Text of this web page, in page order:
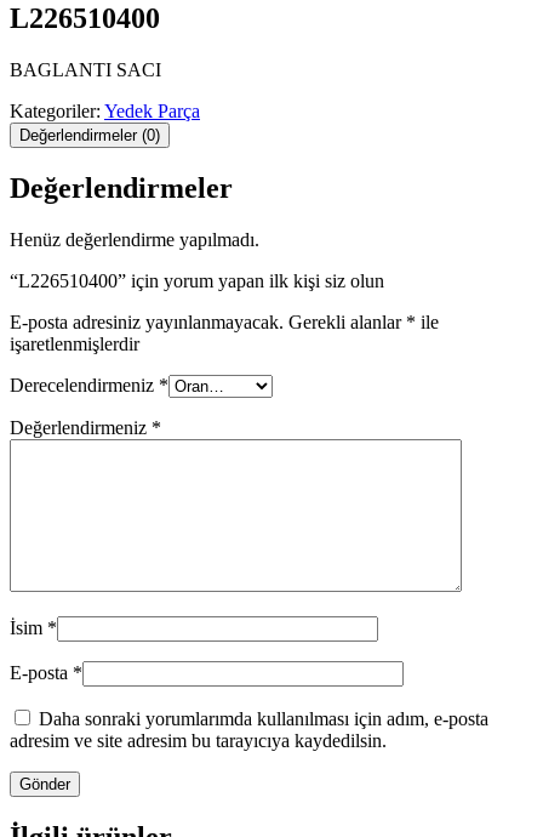
L226510400
BAGLANTI SACI
Kategoriler: Yedek Parça
Değerlendirmeler (0)
Değerlendirmeler
Henüz değerlendirme yapılmadı.
“L226510400” için yorum yapan ilk kişi siz olun
E-posta adresiniz yayınlanmayacak. Gerekli alanlar * ile
işaretlenmişlerdir
Derecelendirmeniz *
Değerlendirmeniz *
İsim *
E-posta *
Daha sonraki yorumlarımda kullanılması için adım, e-posta
adresim ve site adresim bu tarayıcıya kaydedilsin.